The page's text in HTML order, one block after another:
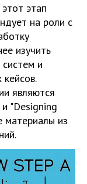
этап
на роли с
изучить
и
являются
"Designing
материалы из